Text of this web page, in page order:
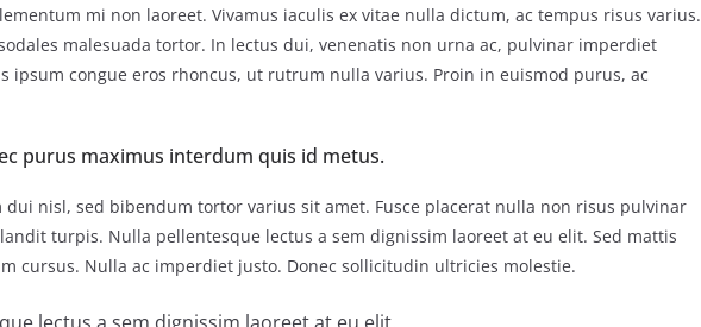
mi non laoreet. Vivamus iaculis ex vitae nulla dictum, ac tempus risus varius.
malesuada tortor. In lectus dui, venenatis non urna ac, pulvinar imperdiet
ipsum congue eros rhoncus, ut rutrum nulla varius. Proin in euismod purus, ac
purus maximus interdum quis id metus.
dui nisl, sed bibendum tortor varius sit amet. Fusce placerat nulla non risus pulvinar
turpis. Nulla pellentesque lectus a sem dignissim laoreet at eu elit. Sed mattis
cursus. Nulla ac imperdiet justo. Donec sollicitudin ultricies molestie.